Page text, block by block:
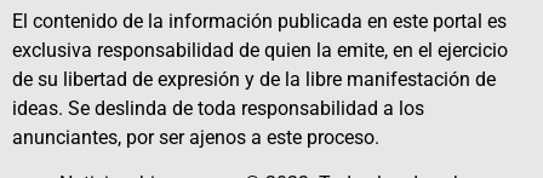
El contenido de la información publicada en este portal es
exclusiva responsabilidad de quien la emite, en el ejercicio
de su libertad de expresión y de la libre manifestación de
ideas. Se deslinda de toda responsabilidad a los
anunciantes, por ser ajenos a este proceso.